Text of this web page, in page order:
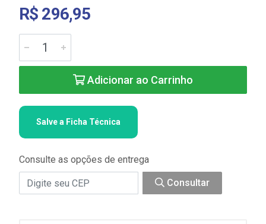
R$ 296,95
Adicionar ao Carrinho
Salve a Ficha Técnica
Consulte as opções de entrega
Consultar